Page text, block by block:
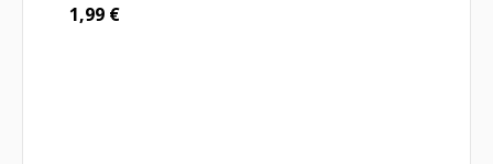
1,99 €